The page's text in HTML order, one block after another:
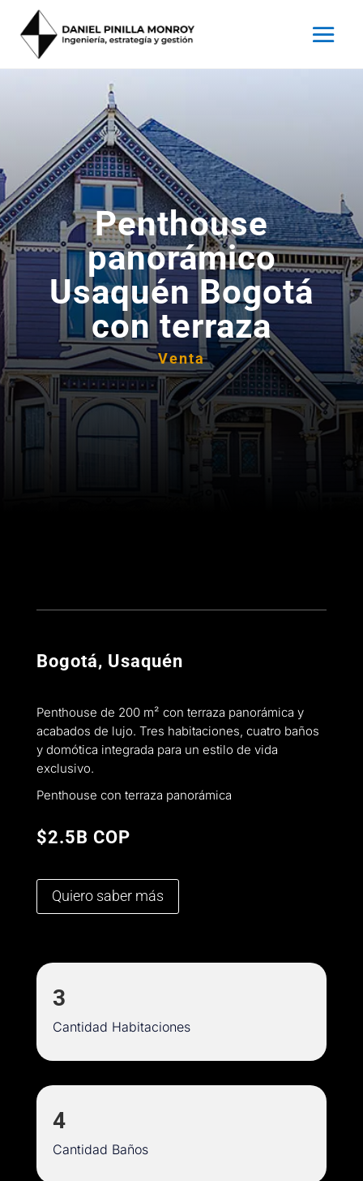
Penthouse
panorámico
Usaquén Bogotá
con terraza
Venta
Bogotá, Usaquén
Penthouse de 200 m² con terraza panorámica y
acabados de lujo. Tres habitaciones, cuatro baños
y domótica integrada para un estilo de vida
exclusivo.
Penthouse con terraza panorámica
$2.5B COP
Quiero saber más
3
Cantidad Habitaciones
4
Cantidad Baños